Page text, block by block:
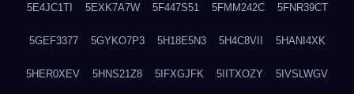
5E4JC1TI 5EXK7A7W 5F447S51 5FMM242C 5FNR39CT
5GEF3377 5GYKO7P3 5H18E5N3 5H4C8VII 5HANI4XK
5HER0XEV 5HNS21Z8 5IFXGJFK 5IITXOZY 5IVSLWGV